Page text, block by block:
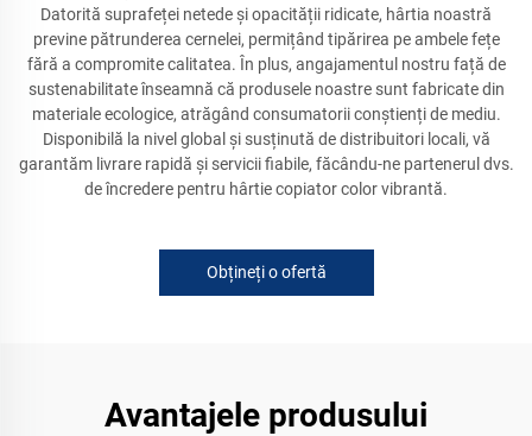
Datorită suprafeței netede și opacității ridicate, hârtia noastră
previne pătrunderea cernelei, permițând tipărirea pe ambele fețe
fără a compromite calitatea. În plus, angajamentul nostru față de
sustenabilitate înseamnă că produsele noastre sunt fabricate din
materiale ecologice, atrăgând consumatorii conștienți de mediu.
Disponibilă la nivel global și susținută de distribuitori locali, vă
garantăm livrare rapidă și servicii fiabile, făcându-ne partenerul dvs.
de încredere pentru hârtie copiator color vibrantă.
Obțineți o ofertă
Avantajele produsului